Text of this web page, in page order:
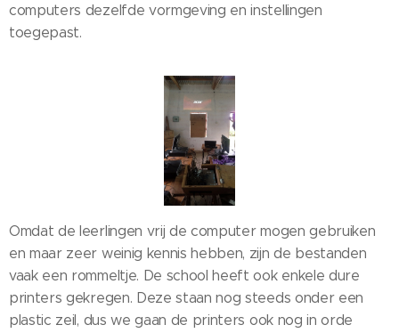
computers dezelfde vormgeving en instellingen
toegepast.
Omdat de leerlingen vrij de computer mogen gebruiken
en maar zeer weinig kennis hebben, zijn de bestanden
vaak een rommeltje. De school heeft ook enkele dure
printers gekregen. Deze staan nog steeds onder een
plastic zeil, dus we gaan de printers ook nog in orde